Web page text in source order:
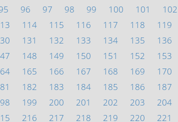
96 97 98 99 100 101 102
114 115 116 117 118 119
131 132 133 134 135 136
148 149 150 151 152 153
165 166 167 168 169 170
182 183 184 185 186 187
199 200 201 202 203 204
216 217 218 219 220 221